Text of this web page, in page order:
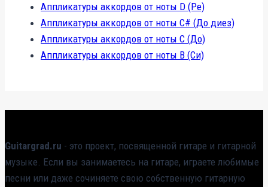
Аппликатуры аккордов от ноты D (Ре)
Аппликатуры аккордов от ноты C# (До диез)
Аппликатуры аккордов от ноты C (До)
Аппликатуры аккордов от ноты B (Си)
Guitargrad.ru - это проект, посвященной гитаре и гитарной
музыке. Если вы занимаетесь на гитаре, играете любимые
песни или даже сочиняете свою собственную гитарную